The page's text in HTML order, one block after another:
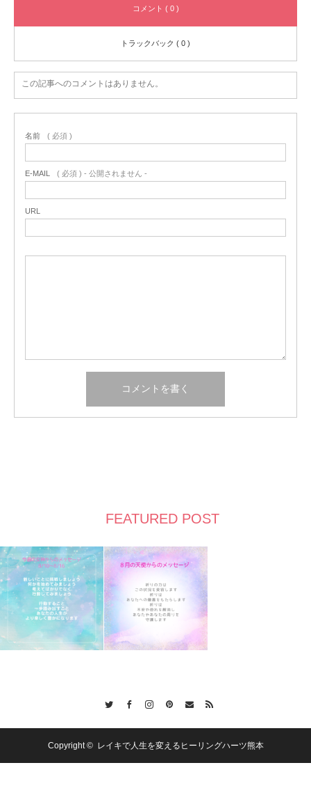
コメント ( 0 )
トラックバック ( 0 )
この記事へのコメントはありません。
名前 ( 必須 )
E-MAIL ( 必須 ) - 公開されません -
URL
FEATURED POST
Copyright © レイキで人生を変えるヒーリングハーツ熊本